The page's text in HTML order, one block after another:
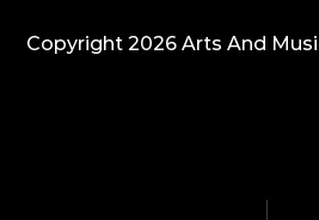
Copyright 2026 Arts And